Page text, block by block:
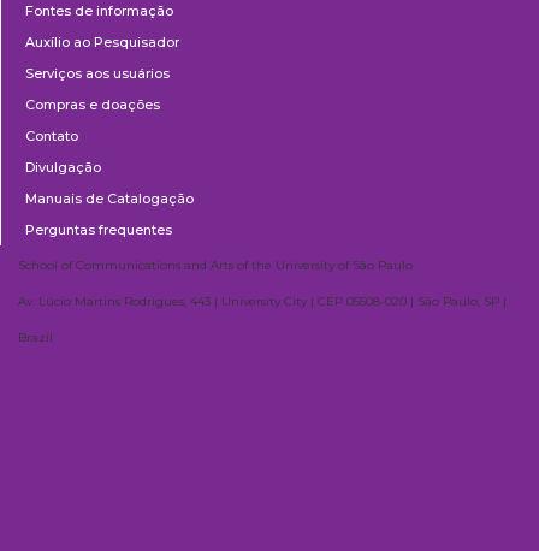
Fontes de informação
Auxílio ao Pesquisador
Serviços aos usuários
Compras e doações
Contato
Divulgação
Manuais de Catalogação
Perguntas frequentes
School of Communications and Arts of the University of São Paulo
Av. Lúcio Martins Rodrigues, 443 | University City | CEP 05508-020 | São Paulo, SP |
Brazil